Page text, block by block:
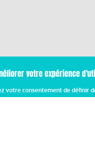
votre expérience
votre consentement de définir